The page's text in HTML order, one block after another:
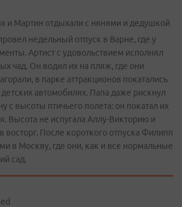
и Мартин отдыхали с нянями и дедушкой
недельный отпуск в Варне, где у
Артист с удовольствием исполнял
чад. Он водил их на пляж, где они
в парке аттракционов покатались
детских автомобилях. Папа даже рискнул
с высоты птичьего полета: он покатал их
Высота не испугала Аллу-Викторию и
восторг. После короткого отпуска Филипп
в Москву, где они, как и все нормальные
сад.